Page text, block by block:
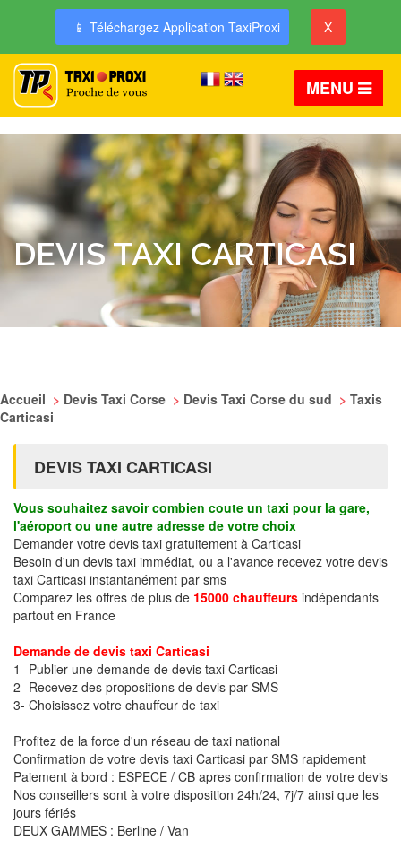
📱 Téléchargez Application TaxiProxi X
MENU
DEVIS TAXI CARTICASI
Accueil > Devis Taxi Corse > Devis Taxi Corse du sud > Taxis
Carticasi
DEVIS TAXI CARTICASI
Vous souhaitez savoir combien coute un taxi pour la gare,
l'aéroport ou une autre adresse de votre choix
Demander votre devis taxi gratuitement à Carticasi
Besoin d'un devis taxi immédiat, ou a l'avance recevez votre devis
taxi Carticasi instantanément par sms
Comparez les offres de plus de 15000 chauffeurs indépendants
partout en France
Demande de devis taxi Carticasi
1- Publier une demande de devis taxi Carticasi
2- Recevez des propositions de devis par SMS
3- Choisissez votre chauffeur de taxi
Profitez de la force d'un réseau de taxi national
Confirmation de votre devis taxi Carticasi par SMS rapidement
Paiement à bord : ESPECE / CB apres confirmation de votre devis
Nos conseillers sont à votre disposition 24h/24, 7j/7 ainsi que les
jours fériés
DEUX GAMMES : Berline / Van